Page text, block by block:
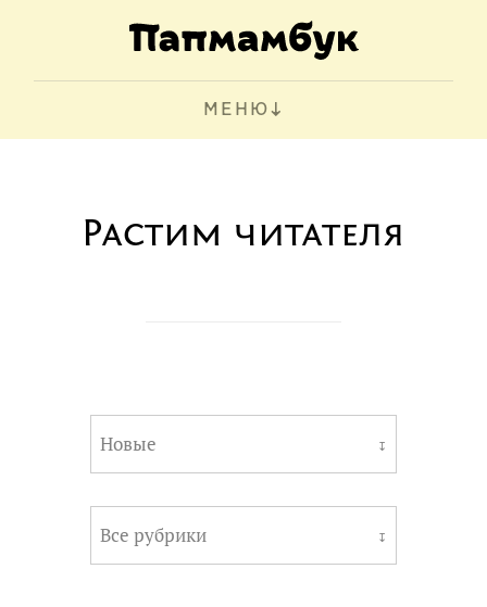
МЕНЮ
Растим читателя
Новые ↧
Все рубрики ↧